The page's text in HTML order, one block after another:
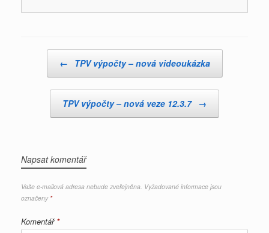
← TPV výpočty – nová videoukázka
TPV výpočty – nová veze 12.3.7 →
Napsat komentář
Vaše e-mailová adresa nebude zveřejněna. Vyžadované informace jsou
označeny *
Komentář *